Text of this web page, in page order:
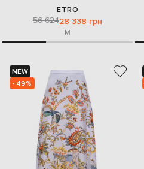
ETRO
56 62428 338 грн
M
NEW
- 49%